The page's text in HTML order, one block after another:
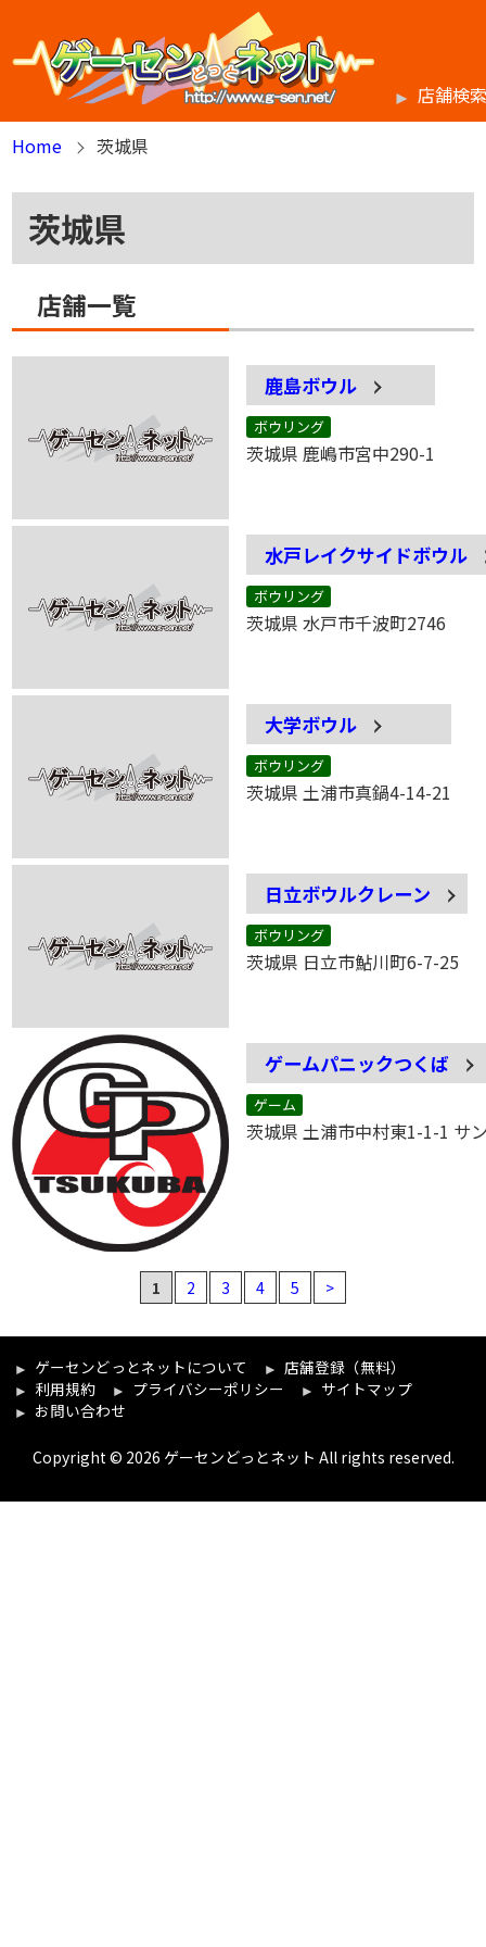
店舗検
Home
茨城県
茨城県
店舗一覧
鹿島ボウル
ボウリング
茨城県 鹿嶋市宮中290-1
水戸レイクサイドボウル
ボウリング
茨城県 水戸市千波町2746
大学ボウル
ボウリング
茨城県 土浦市真鍋4-14-21
日立ボウルクレーン
ボウリング
茨城県 日立市鮎川町6-7-25
ゲームパニックつくば
ゲーム
茨城県 土浦市中村東1-1-1 サ
1 2 3 4 5 >
ゲーセンどっとネットについて
店舗登録（無料）
利用規約
プライバシーポリシー
サイトマップ
お問い合わせ
Copyright © 2026 ゲーセンどっとネット All rights reserved.